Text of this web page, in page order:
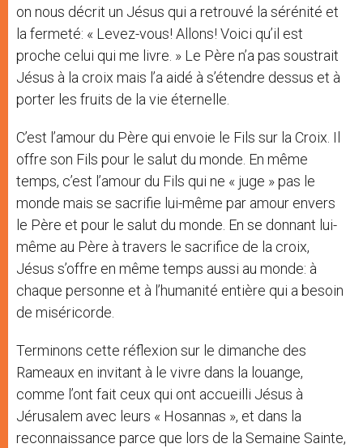
on nous décrit un Jésus qui a retrouvé la sérénité et
la fermeté: « Levez-vous! Allons! Voici qu’il est
proche celui qui me livre. » Le Père n’a pas soustrait
Jésus à la croix mais l’a aidé à s’étendre dessus et à
porter les fruits de la vie éternelle.
C’est l’amour du Père qui envoie le Fils sur la Croix. Il
offre son Fils pour le salut du monde. En même
temps, c’est l’amour du Fils qui ne « juge » pas le
monde mais se sacrifie lui-même par amour envers
le Père et pour le salut du monde. En se donnant lui-
même au Père à travers le sacrifice de la croix,
Jésus s’offre en même temps aussi au monde: à
chaque personne et à l’humanité entière qui a besoin
de miséricorde.
Terminons cette réflexion sur le dimanche des
Rameaux en invitant à le vivre dans la louange,
comme l’ont fait ceux qui ont accueilli Jésus à
Jérusalem avec leurs « Hosannas », et dans la
reconnaissance parce que lors de la Semaine Sainte,